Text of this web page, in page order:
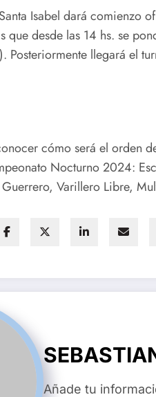
Isabel dará comienzo
que desde las 14 hs. se
Posteriormente llegará el
cómo será el orden
Nocturno 2024:
Varillero Libre,
Añade tu